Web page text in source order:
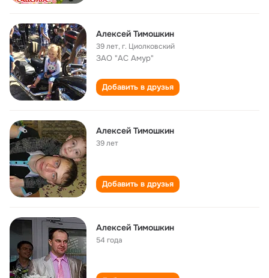
Алексей Тимошкин
39 лет,г. Циолковский
ЗАО "АС Амур"
Добавить в друзья
Алексей Тимошкин
39 лет
Добавить в друзья
Алексей Тимошкин
54 года